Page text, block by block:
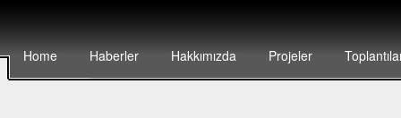
Home Haberler Hakkımızda Projeler